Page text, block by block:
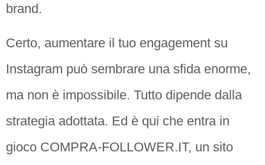
brand.
Certo, aumentare il tuo engagement su
Instagram può sembrare una sfida enorme,
ma non è impossibile. Tutto dipende dalla
strategia adottata. Ed è qui che entra in
gioco COMPRA-FOLLOWER.IT, un sito